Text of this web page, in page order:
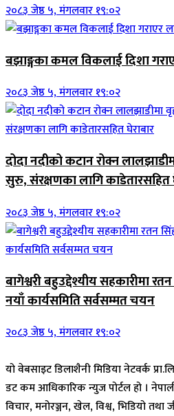
२०८३ जेष्ठ ५, मंगलवार १९:०२
बझाङ्गका कमल विकलाई दिशा
२०८३ जेष्ठ ५, मंगलवार १९:०२
दोदा नदीको कटान रोक्न
सुरु, संरक्षणका लागि काडेतारसहित
२०८३ जेष्ठ ५, मंगलवार १९:०२
बागेश्वरी बहुउद्देश्यीय सहकारीमा
नयाँ कार्यसमिति सर्वसम्मत चयन
२०८३ जेष्ठ ५, मंगलवार १९:०२
यो वेबसाइट डिलाशैनी मिडिया नेटवर्क
डट कम आधिकारिक न्युज पोर्टल हो ।
विचार, मनोरञ्जन, खेल, विश्व, भिडियो